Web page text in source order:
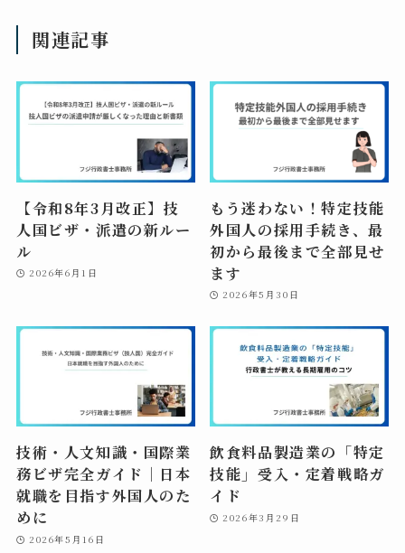
関連記事
【令和8年3月改正】技
人国ビザ・派遣の新ルー
ル
2026年6月1日
もう迷わない！特定技能
外国人の採用手続き、最
初から最後まで全部見せ
ます
2026年5月30日
技術・人文知識・国際業
務ビザ完全ガイド｜日本
就職を目指す外国人のた
めに
2026年5月16日
飲食料品製造業の「特定
技能」受入・定着戦略ガ
イド
2026年3月29日